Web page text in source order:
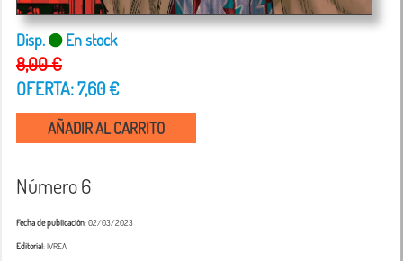
Disp. En stock
8,00 €
OFERTA: 7,60 €
AÑADIR AL CARRITO
Número 6
Fecha de publicación: 02/03/2023
Editorial: IVREA